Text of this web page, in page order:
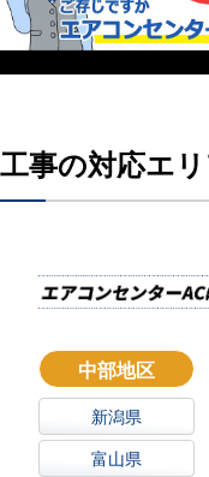
工事の対応エ
中部地区
新潟県
富山県